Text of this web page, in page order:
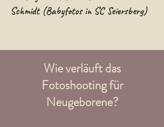
Schmidt (Babyfotos in SC Seiersberg)
Wie verläuft das
Fotoshooting für
Neugeborene?